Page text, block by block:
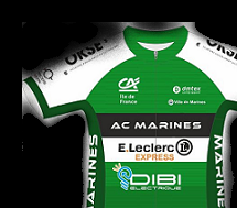
content